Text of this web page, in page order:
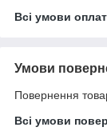
Всі умови
Умови
Повернення
Всі умови